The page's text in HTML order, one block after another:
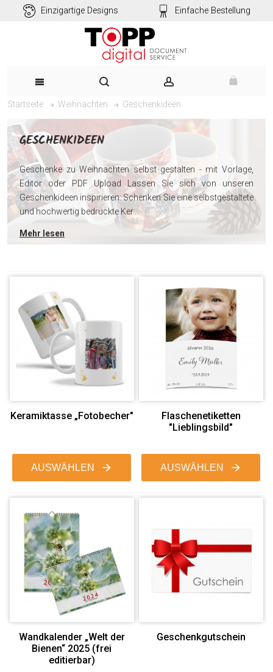
Einzigartige Designs Einfache Bestellung
Startseite Weihnachten Geschenkideen
GESCHENKIDEEN
Geschenke zu Weihnachten selbst gestalten - mit Vorlage,
Editor oder PDF Upload Lassen Sie sich von unseren
Geschenkideen inspirieren: Schenken Sie eine selbstgestaltete
und hochwertig bedruckte Ker...
Mehr lesen
Keramiktasse „Fotobecher"
AUSWÄHLEN
Flaschenetiketten
"Lieblingsbild"
AUSWÄHLEN
Wandkalender „Welt der
Bienen“ 2025 (frei
editierbar)
Geschenkgutschein